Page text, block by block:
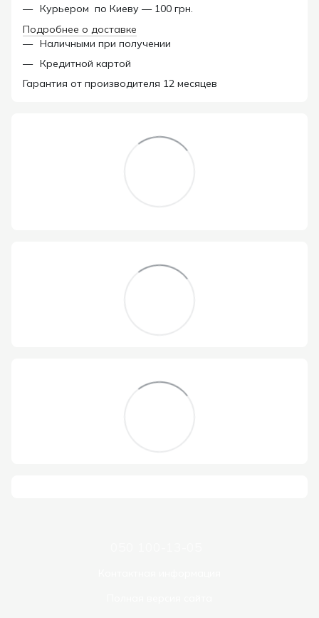
Курьером по Киеву — 100 грн.
Подробнее о доставке
Наличными при получении
Кредитной картой
Гарантия от производителя 12 месяцев